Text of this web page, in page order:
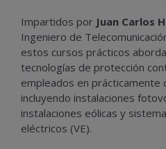
Impartidos por Juan Carlos
Ingeniero de
estos cursos prácticos
tecnologías de protección
empleados en prácticamente
incluyendo instalaciones
instalaciones eólicas y
eléctricos (VE).